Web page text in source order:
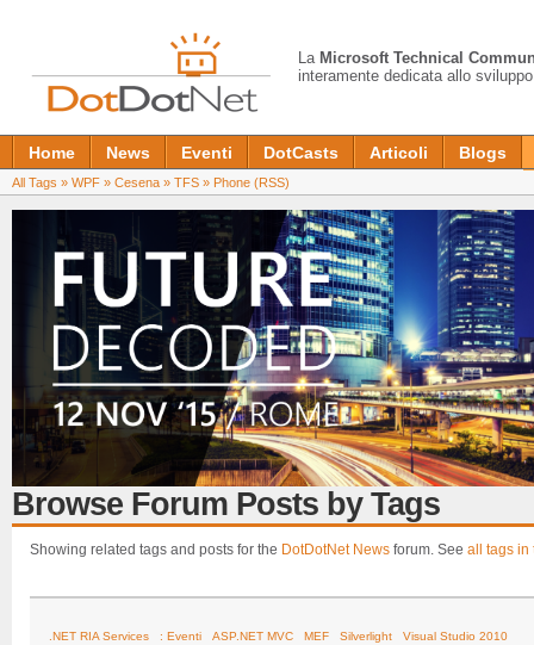
La Microsoft Technical
interamente dedicata allo
Home News Eventi DotCasts Articoli Blogs
All Tags » WPF » Cesena » TFS » Phone (RSS)
Browse Forum Posts by Tags
Showing related tags and posts for the DotDotNet News forum. See all tags in
.NET RIA Services : Eventi ASP.NET MVC MEF Silverlight Visual Studio 2010